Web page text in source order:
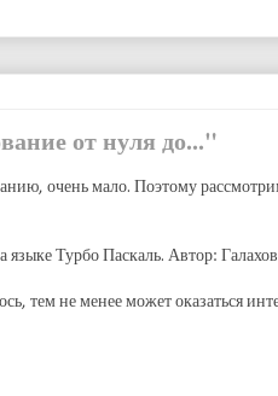
от нуля до..."
очень мало. Поэтому
Турбо Паскаль. Автор:
тем не менее может оказаться